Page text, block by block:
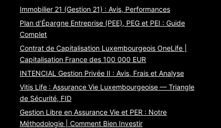
Immobilier 21 (Gestion 21) : Avis, Performances
Plan d’Épargne Entreprise (PEE), PEG et PEI : Guide
Complet
Contrat de Capitalisation Luxembourgeois OneLife |
Capitalisation France des 100 000 EUR
INTENCIAL Gestion Privée II : Avis, Frais et Analyse
Vitis Life : Assurance Vie Luxembourgeoise — Triangle
de Sécurité, FID
Gestion Libre en Assurance Vie et PER : Notre
Méthodologie | Comment Bien Investir